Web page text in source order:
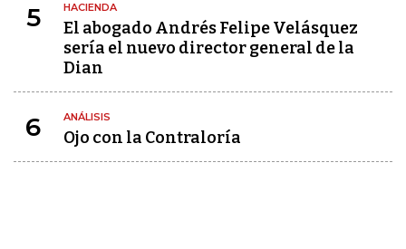
5 HACIENDA
El abogado Andrés Felipe Velásquez
sería el nuevo director general de la
Dian
6 ANÁLISIS
Ojo con la Contraloría